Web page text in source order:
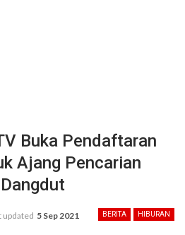
Buka Pendaftaran
Ajang Pencarian
BERITA HIBURAN
updated 5 Sep 2021